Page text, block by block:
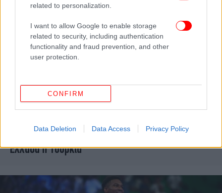
related to personalization.
I want to allow Google to enable storage
related to security, including authentication
functionality and fraud prevention, and other
user protection.
CONFIRM
Data Deletion Data Access Privacy Policy
Φινλανδία 98-86, πάει στον τελικό και περιμένει
Ελλάδα ή Τουρκία